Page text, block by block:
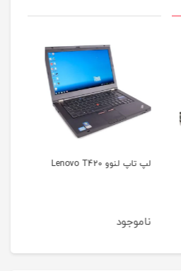
لپ تاپ اپل مک بوک ایر
ناموجود